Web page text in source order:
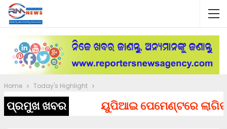
Home Today's Highlight
ପ୍ରମୁଖ ଖବର ୟୁପିଆଇ ପେମେଣ୍ଟରେ